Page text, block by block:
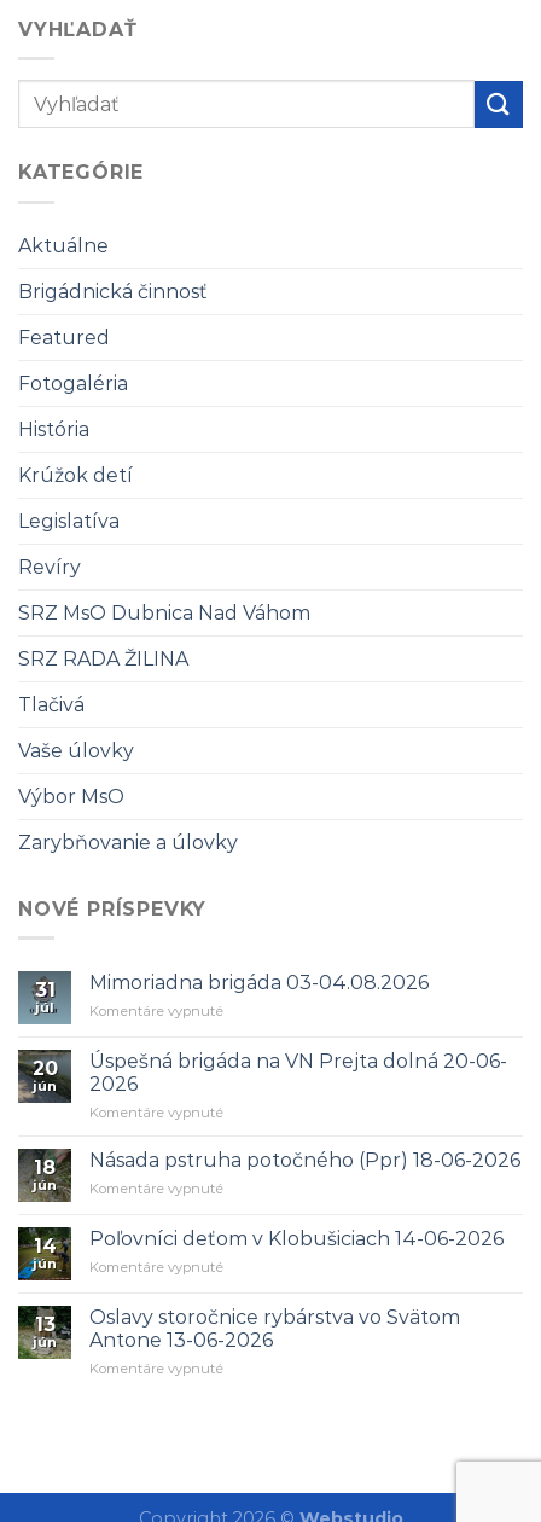
VYHĽADAŤ
KATEGÓRIE
Aktuálne
Brigádnická činnosť
Featured
Fotogaléria
História
Krúžok detí
Legislatíva
Revíry
SRZ MsO Dubnica Nad Váhom
SRZ RADA ŽILINA
Tlačivá
Vaše úlovky
Výbor MsO
Zarybňovanie a úlovky
NOVÉ PRÍSPEVKY
31
júl
Mimoriadna brigáda 03-04.08.2026
Komentáre vypnuténa
brigáda
03-
20
jún
Úspešná brigáda na VN Prejta dolná 20-06-
2026
Komentáre vypnuténa
brigáda
VN
dolná
18
jún
Násada pstruha potočného (Ppr) 18-06-2026
Komentáre vypnuténa
pstruha
potočného
(Ppr)
06-
2026
14
jún
Poľovníci deťom v Klobušiciach 14-06-2026
Komentáre vypnuténa
deťom
v
Klobušiciach
14-
13
jún
Oslavy storočnice rybárstva vo Svätom
Antone 13-06-2026
Komentáre vypnuténa
Antone
13-